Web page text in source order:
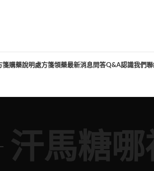
箋購藥說明處方箋領藥最新消息問答Q&A認識我們
汗馬糖